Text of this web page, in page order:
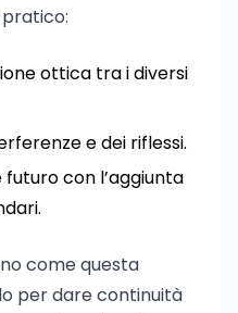
ottica tra i diversi
e dei riflessi.
con l’aggiunta
come questa
per dare continuità